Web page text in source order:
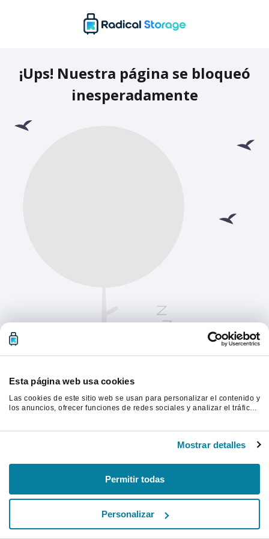
Esta página web usa cookies
Las cookies de este sitio web se usan para personalizar el contenido y
los anuncios, ofrecer funciones de redes sociales y analizar el tráfico.
proporcionado o que hayan recopilado a partir del uso que haya
Mostrar detalles
Permitir todas
Personalizar
¡Ups! Nuestra página se bloqueó
inesperadamente
Actualiza la página para continuar.
Actualizar